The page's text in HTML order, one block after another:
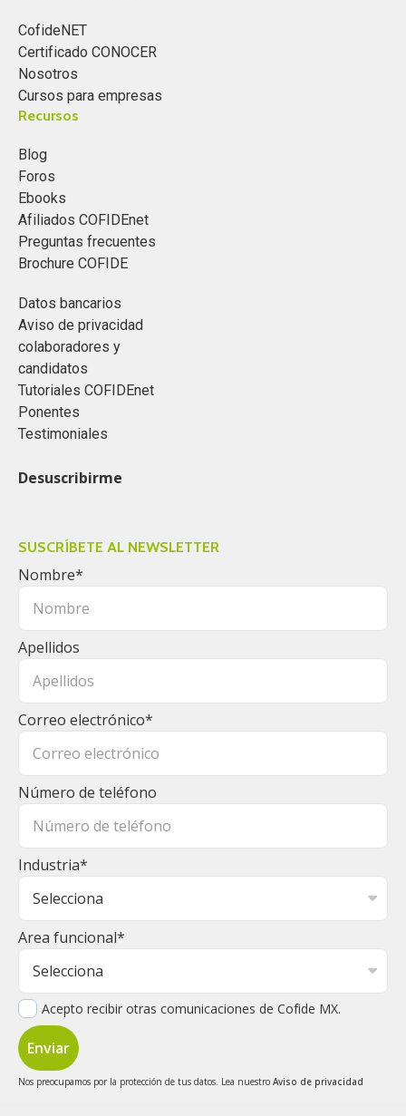
CofideNET
Certificado CONOCER
Nosotros
Cursos para empresas
Recursos
Blog
Foros
Ebooks
Afiliados COFIDEnet
Preguntas frecuentes
Brochure COFIDE
Datos bancarios
Aviso de privacidad
colaboradores y
candidatos
Tutoriales COFIDEnet
Ponentes
Testimoniales
Desuscribirme
SUSCRÍBETE AL NEWSLETTER
Nombre*
Apellidos
Correo electrónico*
Número de teléfono
Industria*
Area funcional*
Acepto recibir otras comunicaciones de Cofide MX.
Nos preocupamos por la protección de tus datos. Lea nuestro Aviso de privacidad